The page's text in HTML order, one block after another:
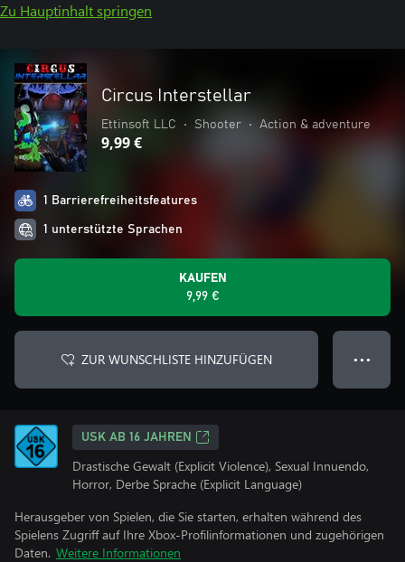
Zu Hauptinhalt springen
Circus Interstellar
Ettinsoft LLC • Shooter • Action & adventure
9,99 €
1 Barrierefreiheitsfeatures
1 unterstützte Sprachen
KAUFEN
9,99 €
ZUR WUNSCHLISTE HINZUFÜGEN ● ● ●
USK AB 16 JAHREN
Drastische Gewalt (Explicit Violence), Sexual Innuendo,
Horror, Derbe Sprache (Explicit Language)
Herausgeber von Spielen, die Sie starten, erhalten während des
Spielens Zugriff auf Ihre Xbox-Profilinformationen und zugehörigen
Daten. Weitere Informationen